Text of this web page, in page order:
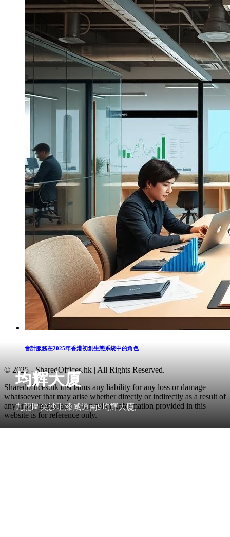
均辉大厦
九龍區尖沙咀漆咸道南9均輝大廈,
會計服務在2025年香港初創生態系統中的角色
© 2025 - SharedOffices.hk | All Rights Reserved.
Sharedoffices.hk disclaims any liability for any loss or damage
whatsoever that may arise whether directly or indirectly as a result of
any error, inaccuracy or omission. Information provided in this
website is for reference only.